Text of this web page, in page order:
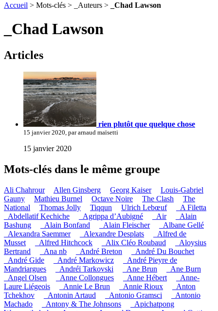
Accueil > Mots-clés > _Auteurs > _Chad Lawson
_Chad Lawson
Articles
rien plutôt que quelque chose
15 janvier 2020, par arnaud maïsetti
15 janvier 2020
Mots-clés dans le même groupe
Ali Chahrour Allen Ginsberg Georg Kaiser
Louis-Gabriel
Gauny
Mathieu Burnel Octave Noire The Clash
The
National
Thomas Jolly Tiqqun Ulrich Lebœuf
_A Filetta
_Abdellatif Kechiche
_Agrippa d’Aubigné _Air
_Alain
Bashung
_Alain Bonfand _Alain Fleischer
_Albane Gellé
_Alexandra Saemmer
_Alexandre Desplats
_Alfred de
Musset
_Alfred Hitchcock _Alix Cléo Roubaud
_Aloysius
Bertrand
_Ana nb _André Breton
_André Du Bouchet
_André Gide
_André Markowicz
_André Pieyre de
Mandriargues
_Andréï Tarkovski _Ane Brun
_Ane Burn
_Angel Olsen
_Anne Collongues _Anne Hébert
_Anne-
Laure Liégeois
_Annie Le Brun _Annie Rioux
_Anton
Tchekhov
_Antonin Artaud _Antonio Gramsci
_Antonio
Machado
_Antony & The Johnsons
_Apichatpong